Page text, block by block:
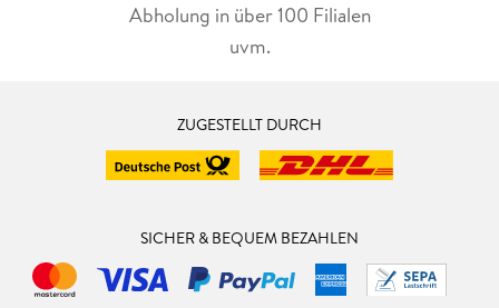
Abholung in über 100 Filialen
uvm.
ZUGESTELLT DURCH
SICHER & BEQUEM BEZAHLEN